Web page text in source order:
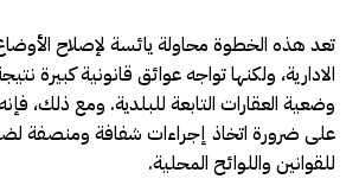
تعد هذه الخطوة محاولة يائسة لإصلاح
الادارية، ولكنها تواجه عوائق قانونية كبيرة
وضعية العقارات التابعة للبلدية. ومع ذلك،
على ضرورة اتخاذ إجراءات شفافة ومنصفة
للقوانين واللوائح المحلية.